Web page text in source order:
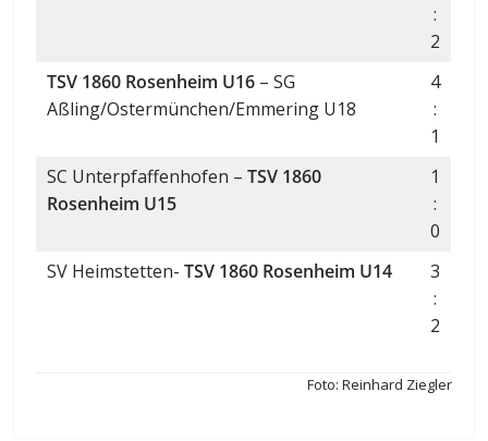
:
2
TSV 1860 Rosenheim U16 – SG
Aßling/Ostermünchen/Emmering U18
4
:
1
SC Unterpfaffenhofen –TSV 1860
Rosenheim U15
1
:
0
SV Heimstetten-TSV 1860 Rosenheim U14
3
:
2
Foto: Reinhard Ziegler